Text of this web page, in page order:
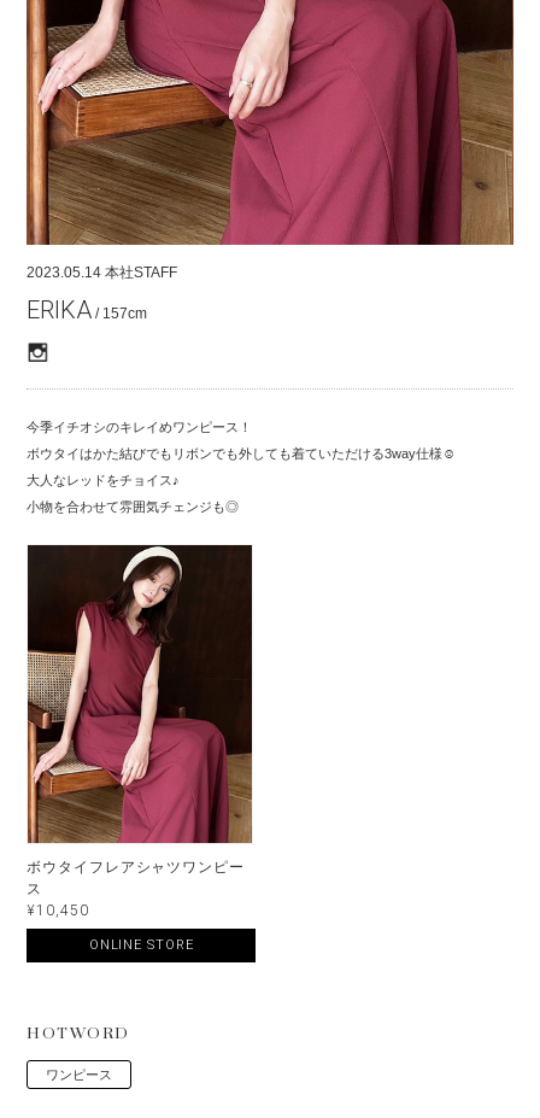
2023.05.14 本社STAFF
ERIKA / 157cm
今季イチオシのキレイめワンピース！
ボウタイはかた結びでもリボンでも外しても着ていただける3way仕様☺︎
大人なレッドをチョイス♪
小物を合わせて雰囲気チェンジも◎
ボウタイフレアシャツワンピー
ス
¥10,450
ONLINE STORE
HOTWORD
ワンピース
ONLINE STORE
COMPANY
CONTACT
RECRUIT
FOR BUSINESS PARTNER